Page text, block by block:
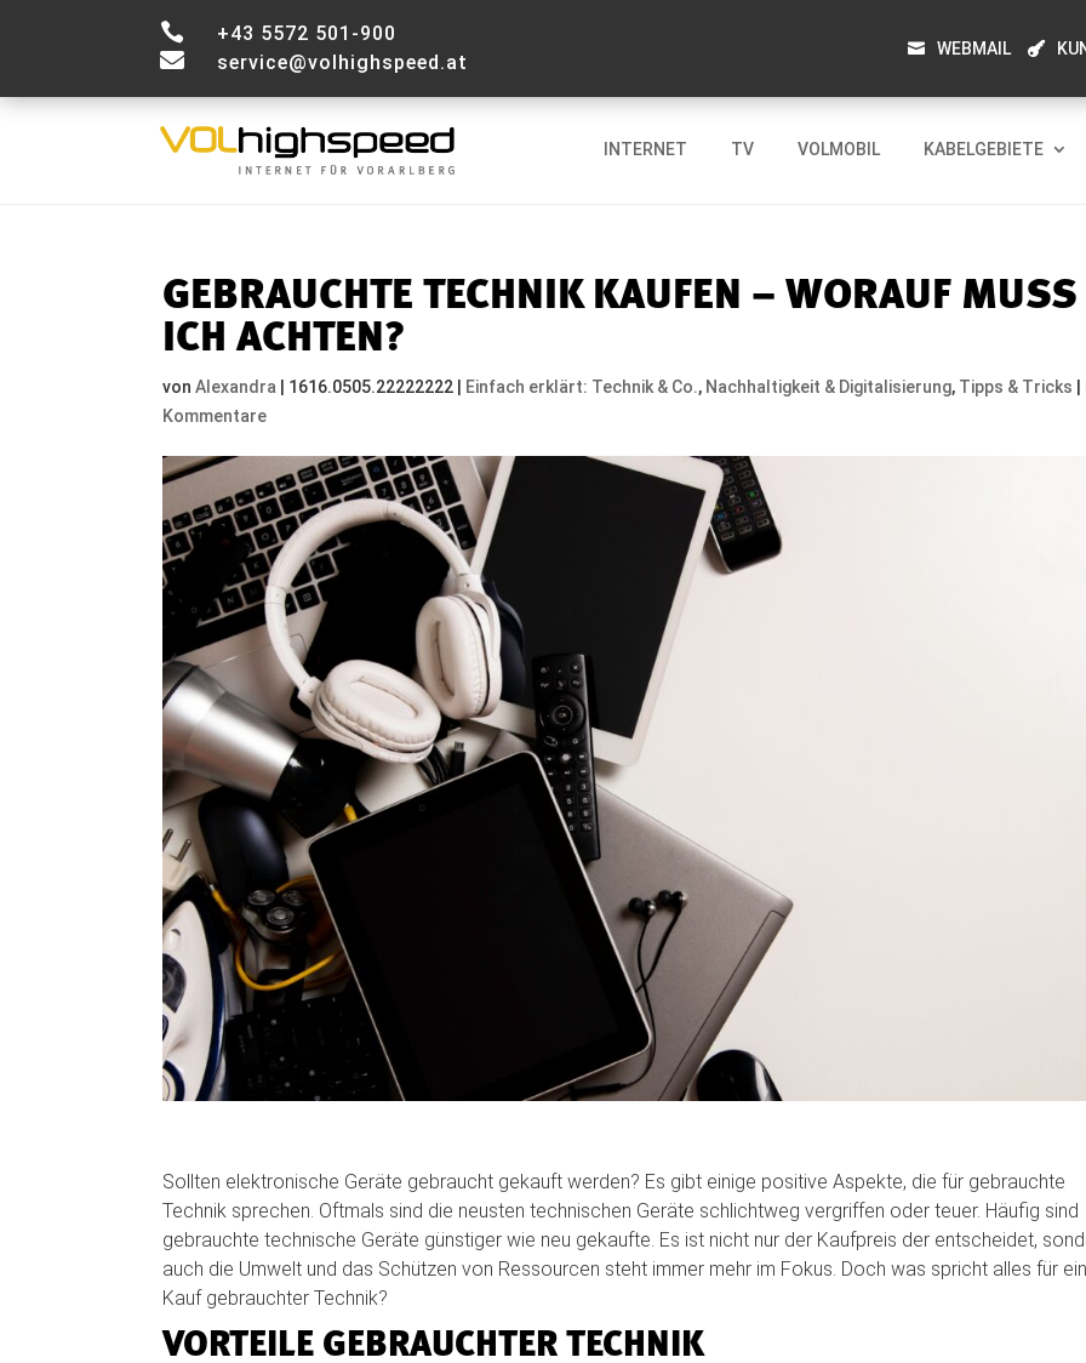
 +43 5572 501-900
 service@volhighspeed.at
WEBMAIL
INTERNET TV VOLMOBIL KABELGEBIETE
GEBRAUCHTE TECHNIK KAUFEN – WORAUF MUSS
ICH ACHTEN?
vonAlexandra 1616.0505.22222222 Einfach erklärt: Technik & Co., Nachhaltigkeit & Digitalisierung, Tipps & Tricks
Kommentare
Sollten elektronische Geräte gebraucht gekauft werden? Es gibt einige positive Aspekte, die für gebrauchte
Technik sprechen. Oftmals sind die neusten technischen Geräte schlichtweg vergriffen oder teuer. Häufig sind
gebrauchte technische Geräte günstiger wie neu gekaufte. Es ist nicht nur der Kaufpreis der entscheidet,
auch die Umwelt und das Schützen von Ressourcen steht immer mehr im Fokus. Doch was spricht alles für
Kauf gebrauchter Technik?
VORTEILE GEBRAUCHTER TECHNIK